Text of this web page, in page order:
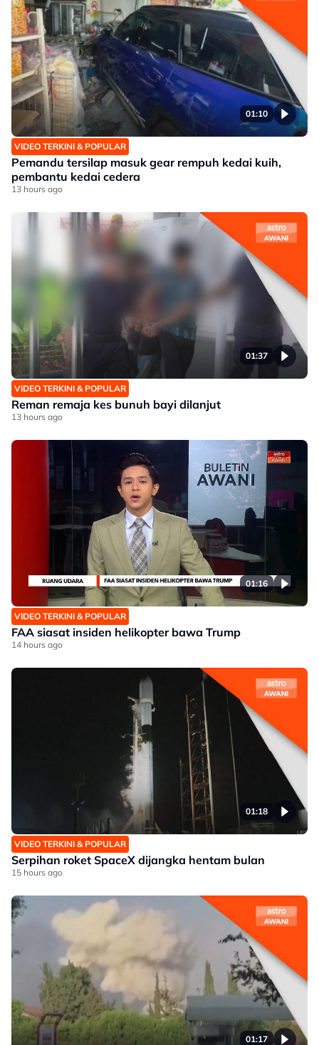
01:10
VIDEO TERKINI & POPULAR
Pemandu tersilap masuk gear rempuh kedai kuih,
pembantu kedai cedera
13 hours ago
01:37
VIDEO TERKINI & POPULAR
Reman remaja kes bunuh bayi dilanjut
13 hours ago
01:16
VIDEO TERKINI & POPULAR
FAA siasat insiden helikopter bawa Trump
14 hours ago
01:18
VIDEO TERKINI & POPULAR
Serpihan roket SpaceX dijangka hentam bulan
15 hours ago
01:17